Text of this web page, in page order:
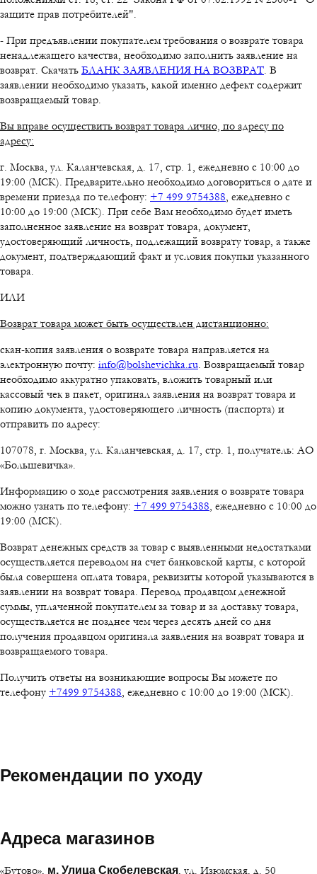
защите прав потребителей".
- При предъявлении покупателем требования о возврате товара
ненадлежащего качества, необходимо заполнить заявление на
возврат. СкачатьБЛАНК ЗАЯВЛЕНИЯ НА ВОЗВРАТ. В
заявлении необходимо указать, какой именно дефект содержит
возвращаемый товар.
Вы вправе осуществить возврат товара лично, по адресу по
адресу:
г. Москва, ул. Каланчевская, д. 17, стр. 1, ежедневно с 10:00 до
19:00 (МСК). Предварительно необходимо договориться о дате и
времени приезда по телефону: +7 499 9754388, ежедневно с
10:00 до 19:00 (МСК). При себе Вам необходимо будет иметь
заполненное заявление на возврат товара, документ,
удостоверяющий личность, подлежащий возврату товар, а также
документ, подтверждающий факт и условия покупки указанного
товара.
ИЛИ
Возврат товара может быть осуществлен дистанционно:
скан-копия заявления о возврате товара направляется на
электронную почту: info@bolshevichka.ru. Возвращаемый товар
необходимо аккуратно упаковать, вложить товарный или
кассовый чек в пакет, оригинал заявления на возврат товара и
копию документа, удостоверяющего личность (паспорта) и
отправить по адресу:
107078, г. Москва, ул. Каланчевская, д. 17, стр. 1, получатель: АО
«Большевичка».
Информацию о ходе рассмотрения заявления о возврате товара
можно узнать по телефону: +7 499 9754388, ежедневно с 10:00 до
19:00 (МСК).
Возврат денежных средств за товар с выявленными недостатками
осуществляется переводом на счет банковской карты, с которой
была совершена оплата товара, реквизиты которой указываются в
заявлении на возврат товара. Перевод продавцом денежной
суммы, уплаченной покупателем за товар и за доставку товара,
осуществляется не позднее чем через десять дней со дня
получения продавцом оригинала заявления на возврат товара и
возвращаемого товара.
Получить ответы на возникающие вопросы Вы можете по
телефону +7499 9754388, ежедневно с 10:00 до 19:00 (МСК).
Рекомендации по уходу
Адреса магазинов
«Бутово», м. Улица Скобелевская, ул. Изюмская, д. 50